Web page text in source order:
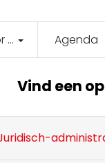
... Agenda
Vind een